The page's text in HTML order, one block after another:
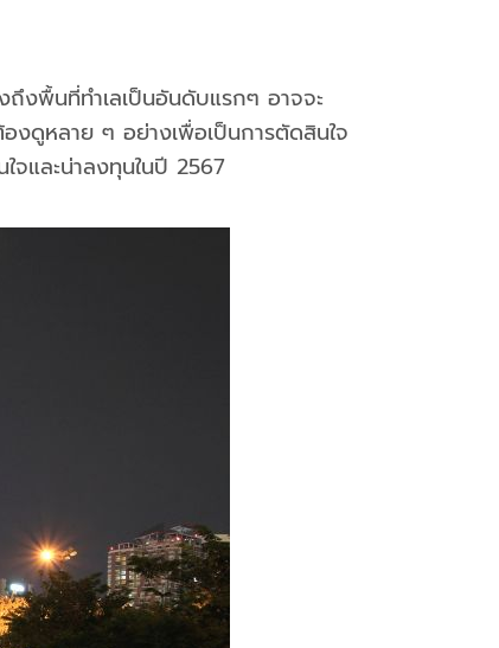
งพื้นที่ทำเลเป็นอันดับแรกๆ อาจจะ
ดูหลาย ๆ อย่างเพื่อเป็นการตัดสินใจ
จและน่าลงทุนในปี 2567